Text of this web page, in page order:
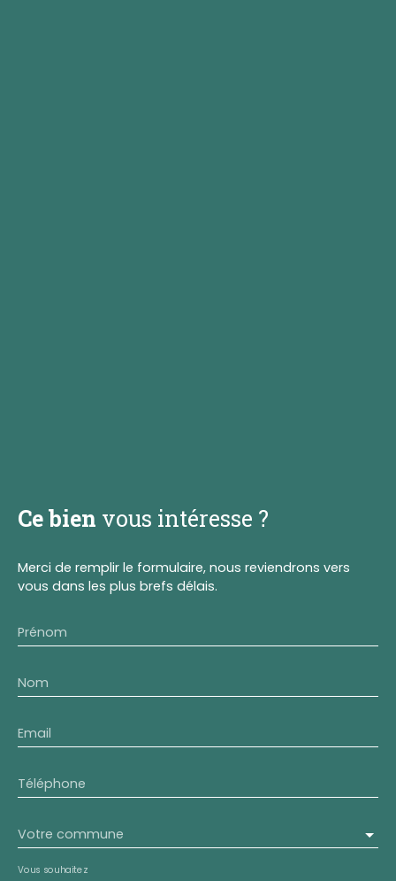
Ce bien vous intéresse ?
Merci de remplir le formulaire, nous reviendrons vers
vous dans les plus brefs délais.
Prénom
Nom
Email
Téléphone
Votre commune
Vous souhaitez